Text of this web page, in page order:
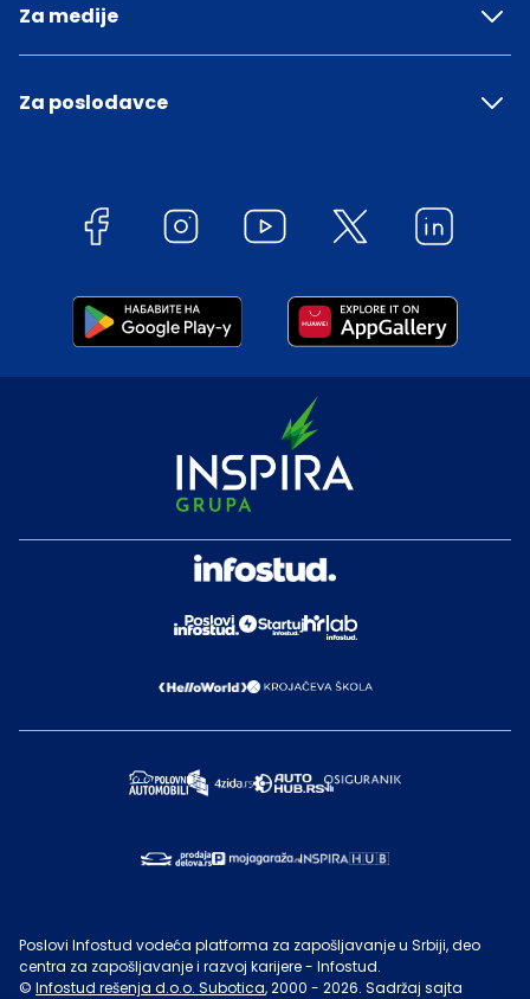
Za medije
Za poslodavce
Poslovi Infostud vodeća platforma za zapošljavanje u Srbiji, deo
centra za zapošljavanje i razvoj karijere - Infostud.
© Infostud rešenja d.o.o. Subotica, 2000 - 2026. Sadržaj sajta